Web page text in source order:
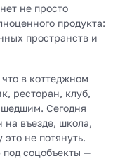
не просто
продукта:
пространств и
в коттеджном
ресторан, клуб,
Сегодня
на въезде, школа,
не потянуть.
под соцобъекты —